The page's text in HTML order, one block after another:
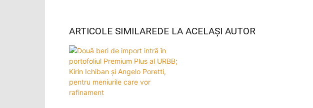
ARTICOLE SIMILAREDE LA ACELAȘI AUTOR